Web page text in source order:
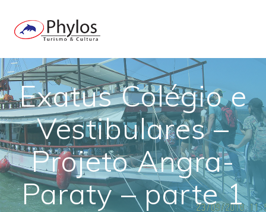
Exatus Colégio e
Vestibulares –
Projeto Angra-
Paraty – parte 1